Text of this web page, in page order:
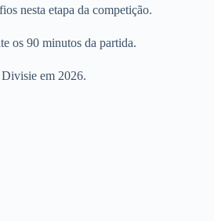
nesta etapa da competição.
os 90 minutos da partida.
Divisie em 2026.